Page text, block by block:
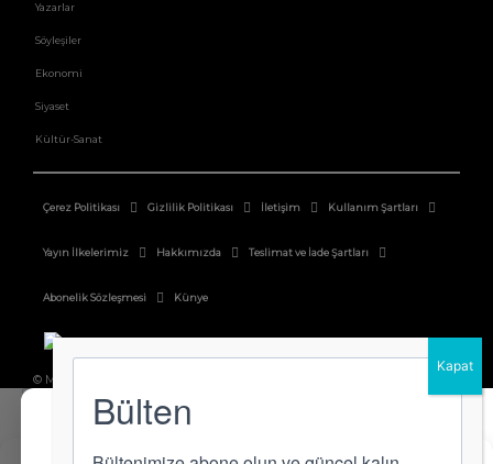
Yazarlar
Söyleşiler
Ekonomi
Siyaset
Kültür-Sanat
Çerez Politikası Gizlilik Politikası İletişim Kullanım Şartları
Yayın İlkelerimiz Hakkımızda Teslimat ve İade Şartları
Abonelik Sözleşmesi Künye
© MerhabaGrafik